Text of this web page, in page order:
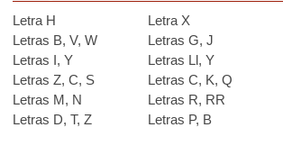
Letra H
Letra X
Letras B, V, W
Letras G, J
Letras I, Y
Letras Ll, Y
Letras Z, C, S
Letras C, K, Q
Letras M, N
Letras R, RR
Letras D, T, Z
Letras P, B